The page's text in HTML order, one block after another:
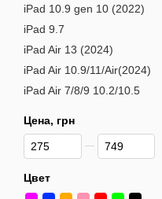
iPad 10.9 gen 10 (2022)
iPad 9.7
iPad Air 13 (2024)
iPad Air 10.9/11/Air(2024)
iPad Air 7/8/9 10.2/10.5
Цена, грн
От Цена, грн
До Цена, грн
Цвет